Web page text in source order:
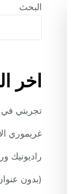
البحث
اخر
تجربتي في
غريموري
راديونيك
(بدون